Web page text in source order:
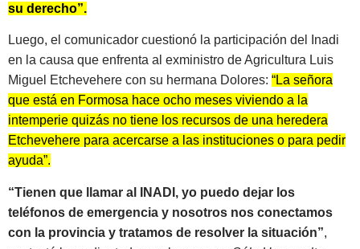
su derecho”.
Luego, el comunicador cuestionó la participación del Inadi
en la causa que enfrenta al exministro de Agricultura Luis
Miguel Etchevehere con su hermana Dolores: “La señora
que está en Formosa hace ocho meses viviendo a la
intemperie quizás no tiene los recursos de una heredera
Etchevehere para acercarse a las instituciones o para pedir
ayuda”.
“Tienen que llamar al INADI, yo puedo dejar los
teléfonos de emergencia y nosotros nos conectamos
con la provincia y tratamos de resolver la situación”,